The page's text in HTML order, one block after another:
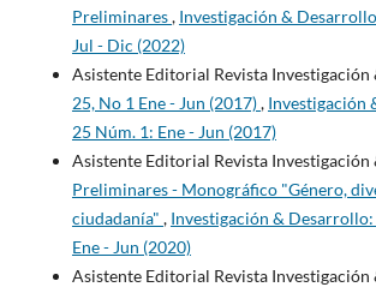
Preliminares, Investigación &
Jul - Dic (2022)
Asistente Editorial Revista
25, No 1 Ene - Jun (2017), Investigación
25 Núm. 1: Ene - Jun (2017)
Asistente Editorial Revista
Preliminares - Monográfico "Género,
ciudadanía" , Investigación &
Ene - Jun (2020)
Asistente Editorial Revista